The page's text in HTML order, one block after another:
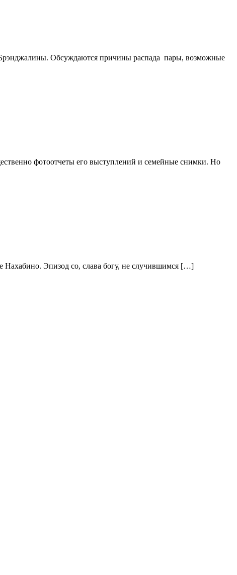
Брэнджалины. Обсуждаются причины распада пары, возможные
фотоотчеты его выступлений и семейные снимки. Но
Нахабино. Эпизод со, слава богу, не случившимся […]